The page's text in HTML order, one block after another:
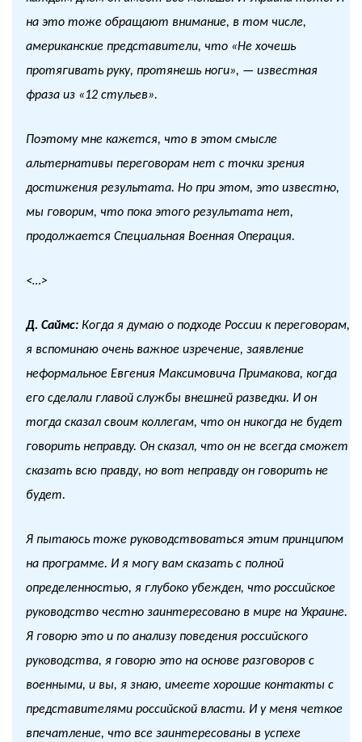
на это тоже обращают внимание, в том числе,
американские представители, что «Не хочешь
протягивать руку, протянешь ноги», — известная
фраза из «12 стульев».
Поэтому мне кажется, что в этом смысле
альтернативы переговорам нет с точки зрения
достижения результата. Но при этом, это известно,
мы говорим, что пока этого результата нет,
продолжается Специальная Военная Операция.
<…>
Д. Саймс:Когда я думаю о подходе России к переговорам,
я вспоминаю очень важное изречение, заявление
неформальное Евгения Максимовича Примакова, когда
его сделали главой службы внешней разведки. И он
тогда сказал своим коллегам, что он никогда не будет
говорить неправду. Он сказал, что он не всегда сможет
сказать всю правду, но вот неправду он говорить не
будет.
Я пытаюсь тоже руководствоваться этим принципом
на программе. И я могу вам сказать с полной
определенностью, я глубоко убежден, что российское
руководство честно заинтересовано в мире на Украине.
Я говорю это и по анализу поведения российского
руководства, я говорю это на основе разговоров с
военными, и вы, я знаю, имеете хорошие контакты с
представителями российской власти. И у меня четкое
впечатление, что все заинтересованы в успехе